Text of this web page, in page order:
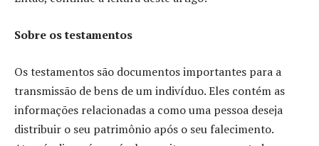
Sobre os testamentos
Os testamentos são documentos importantes para a
transmissão de bens de um indivíduo. Eles contém as
informações relacionadas a como uma pessoa deseja
distribuir o seu patrimônio após o seu falecimento.